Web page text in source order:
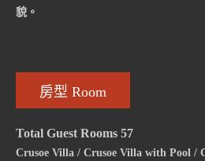
貌。
房型 Room
Total Guest Rooms 57
Crusoe Villa / Crusoe Villa with Pool /